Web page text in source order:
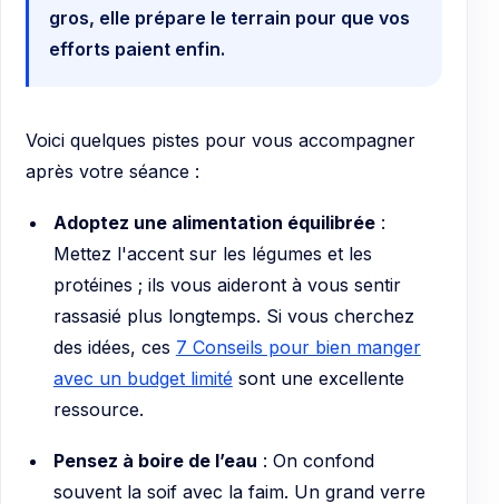
gros, elle prépare le terrain pour que vos
efforts paient enfin.
Voici quelques pistes pour vous accompagner
après votre séance :
Adoptez une alimentation équilibrée:
Mettez l'accent sur les légumes et les
protéines ; ils vous aideront à vous sentir
rassasié plus longtemps. Si vous cherchez
des idées, ces 7 Conseils pour bien manger
avec un budget limitésont une excellente
ressource.
Pensez à boire de l’eau : On confond
souvent la soif avec la faim. Un grand verre